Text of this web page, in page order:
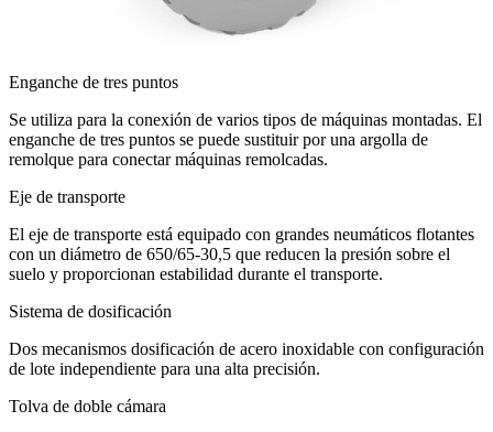
Enganche de tres puntos
Se utiliza para la conexión de varios tipos de máquinas montadas. El
enganche de tres puntos se puede sustituir por una argolla de
remolque para conectar máquinas remolcadas.
Eje de transporte
El eje de transporte está equipado con grandes neumáticos flotantes
con un diámetro de 650/65-30,5 que reducen la presión sobre el
suelo y proporcionan estabilidad durante el transporte.
Sistema de dosificación
Dos mecanismos dosificación de acero inoxidable con configuración
de lote independiente para una alta precisión.
Tolva de doble cámara